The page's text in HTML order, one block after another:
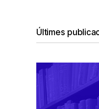
Últimes